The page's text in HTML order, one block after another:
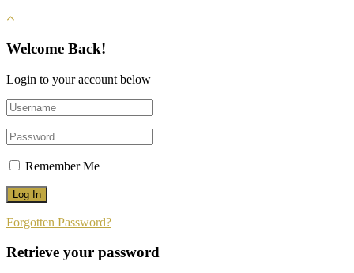
Welcome Back!
Login to your account below
Remember Me
Forgotten Password?
Retrieve your password